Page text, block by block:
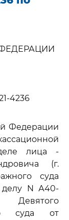
4236
Федерации
лица -
(г.
суда
делу N А40-
Девятого
суда от